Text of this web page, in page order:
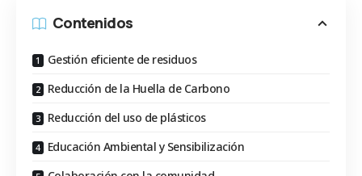
Contenidos
Gestión eficiente de residuos
Reducción de la Huella de Carbono
Reducción del uso de plásticos
Educación Ambiental y Sensibilización